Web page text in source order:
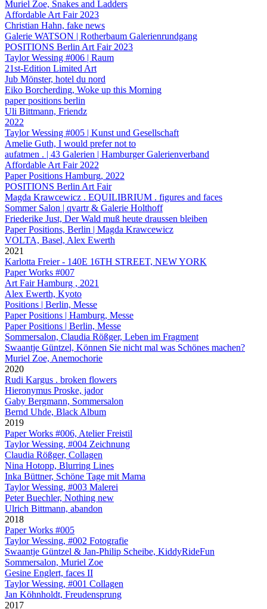
Muriel Zoe, Snakes and Ladders
Affordable Art Fair 2023
Christian Hahn, fake news
Galerie WATSON | Rotherbaum Galerienrundgang
POSITIONS Berlin Art Fair 2023
Taylor Wessing #006 | Raum
21st-Edition Limited Art
Jub Mönster, hotel du nord
Eiko Borcherding, Woke up this Morning
paper positions berlin
Uli Bittmann, Friendz
2022
Taylor Wessing #005 | Kunst und Gesellschaft
Amelie Guth, I would prefer not to
aufatmen . | 43 Galerien | Hamburger Galerienverband
Affordable Art Fair 2022
Paper Positions Hamburg, 2022
POSITIONS Berlin Art Fair
Magda Krawcewicz . EQUILIBRIUM . figures and faces
Sommer Salon | qvartr & Galerie Holthoff
Friederike Just, Der Wald muß heute draussen bleiben
Paper Positions, Berlin | Magda Krawcewicz
VOLTA, Basel, Alex Ewerth
2021
Karlotta Freier - 140E 16TH STREET, NEW YORK
Paper Works #007
Art Fair Hamburg , 2021
Alex Ewerth, Kyoto
Positions | Berlin, Messe
Paper Positions | Hamburg, Messe
Paper Positions | Berlin, Messe
Sommersalon, Claudia Rößger, Leben im Fragment
Swaantje Güntzel, Können Sie nicht mal was Schönes machen?
Muriel Zoe, Anemochorie
2020
Rudi Kargus . broken flowers
Hieronymus Proske, jador
Gaby Bergmann, Sommersalon
Bernd Uhde, Black Album
2019
Paper Works #006, Atelier Freistil
Taylor Wessing, #004 Zeichnung
Claudia Rößger, Collagen
Nina Hotopp, Blurring Lines
Inka Büttner, Schöne Tage mit Mama
Taylor Wessing, #003 Malerei
Peter Buechler, Nothing new
Ulrich Bittmann, abandon
2018
Paper Works #005
Taylor Wessing, #002 Fotografie
Swaantje Güntzel & Jan-Philip Scheibe, KiddyRideFun
Sommersalon, Muriel Zoe
Gesine Englert, faces II
Taylor Wessing, #001 Collagen
Jan Köhnholdt, Freudensprung
2017